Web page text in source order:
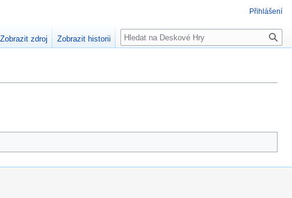
Přihlášení
Zobrazit zdroj Zobrazit historii Hledat